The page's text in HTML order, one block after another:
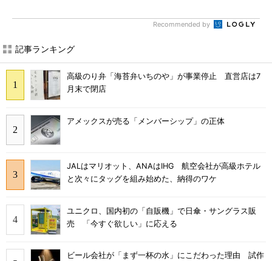
Recommended by
記事ランキング
高級のり弁「海苔弁いちのや」が事業停止 直営店は7
月末で閉店
アメックスが売る「メンバーシップ」の正体
JALはマリオット、ANAはIHG 航空会社が高級ホテル
と次々にタッグを組み始めた、納得のワケ
ユニクロ、国内初の「自販機」で日傘・サングラス販
売 「今すぐ欲しい」に応える
ビール会社が「まず一杯の水」にこだわった理由 試作